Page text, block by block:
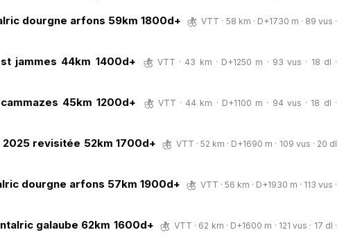
dourgne arfons 59km 1800d+
VTT · 58 km · D+1730 m · 89 vus ·
jammes 44km 1400d+
VTT · 43 km · D+1250 m · 93 vus · 18 dl ·
45km 1200d+
VTT · 44 km · D+1100 m · 94 vus · 18 dl ·
revisitée 52km 1700d+
VTT · 52 km · D+1690 m · 109 vus · 20 dl
dourgne arfons 57km 1900d+
VTT · 56 km · D+1930 m · 113 vus ·
galaube 62km 1600d+
VTT · 62 km · D+1600 m · 121 vus · 17 dl ·